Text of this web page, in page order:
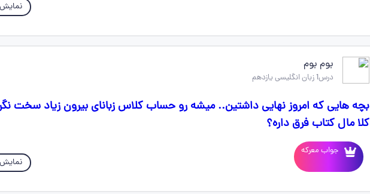
بوم بوم
درس1 زبان انگلیسی یازدهم
بچه هایی که امروز نهایی داشتین‌‌.. میشه رو حساب کلاس زبانای بیرون زیاد سخت
کلا مال کتاب فرق داره؟
جواب معرکه